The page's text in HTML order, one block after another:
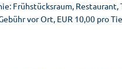
Frühstücksraum,
vor Ort, EUR 10,00 pro